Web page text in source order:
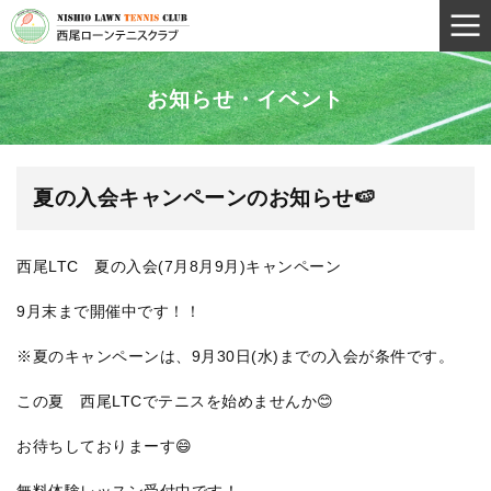
お知らせ・イベント
夏の入会キャンペーンのお知らせ🍉
西尾LTC 夏の入会(7月8月9月)キャンペーン
9月末まで開催中です！！
※夏のキャンペーンは、9月30日(水)までの入会が条件です。
この夏 西尾LTCでテニスを始めませんか😊
お待ちしておりまーす😄